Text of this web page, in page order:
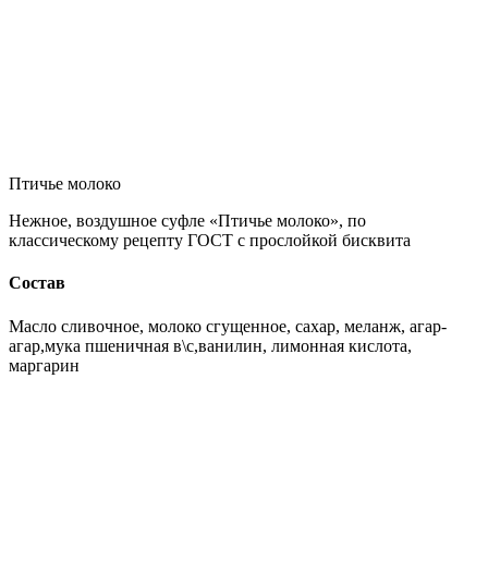
Птичье молоко
Нежное, воздушное суфле «Птичье молоко», по
классическому рецепту ГОСТ с прослойкой бисквита
Состав
Масло сливочное, молоко сгущенное, сахар, меланж, агар-
агар,мука пшеничная в\с,ванилин, лимонная кислота,
маргарин